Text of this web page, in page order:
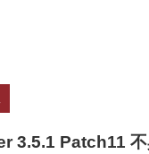
3.5.1 Patch11